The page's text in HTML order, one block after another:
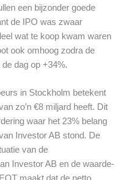
een bijzonder goede
de IPO was zwaar
wat te koop kwam waren
ook omhoog zodra de
dag op +34%.
in Stockholm betekent
zo’n €8 miljard heeft. Dit
waar het 23% belang
Investor AB stond. De
van de
Investor AB en de waarde-